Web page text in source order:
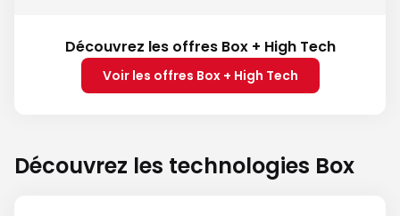
Découvrez les offres Box + High Tech
Voir les offres Box + High Tech
Découvrez les technologies Box